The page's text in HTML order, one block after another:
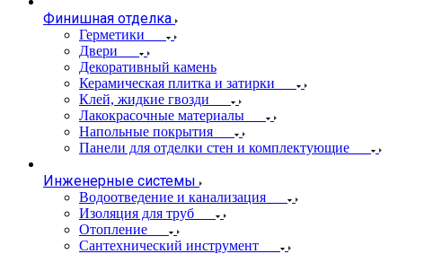
Финишная отделка
Герметики
Двери
Декоративный камень
Керамическая плитка и затирки
Клей, жидкие гвозди
Лакокрасочные материалы
Напольные покрытия
Панели для отделки стен и комплектующие
Инженерные системы
Водоотведение и канализация
Изоляция для труб
Отопление
Сантехнический инструмент